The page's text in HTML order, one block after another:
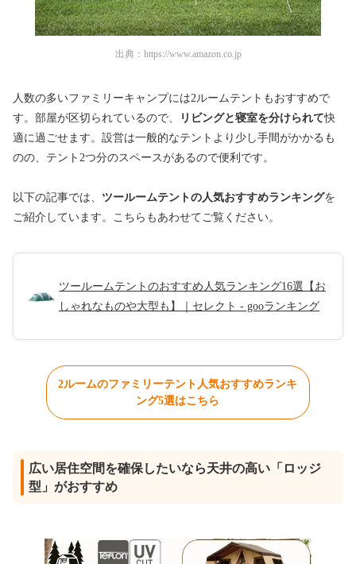
出典： https://www.amazon.co.jp
人数の多いファミリーキャンプには2ルームテントもおすすめで
す。部屋が区切られているので、
リビングと寝室を分けられて快
適に過ごせます。設営は一般的なテントより少し手間がかかるも
のの、テント2つ分のスペースがあるので便利です。
以下の記事では、 ツールームテントの人気おすすめランキングを
ご紹介しています。こちらもあわせてご覧ください。
ツールームテントのおすすめ人気ランキング16選【お
しゃれなものや大型も】｜セレクト - gooランキング
2ルームのファミリーテント人気おすすめランキ
ング5選はこちら
広い居住空間を確保したいなら天井の高い「ロッジ
型」がおすすめ